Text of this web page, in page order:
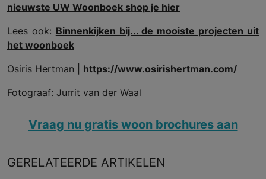
nieuwste UW Woonboek shop je hier
Lees ook: Binnenkijken bij... de mooiste projecten uit
het woonboek
Osiris Hertman | https://www.osirishertman.com/
Fotograaf: Jurrit van der Waal
Vraag nu gratis woon brochures aan
GERELATEERDE ARTIKELEN